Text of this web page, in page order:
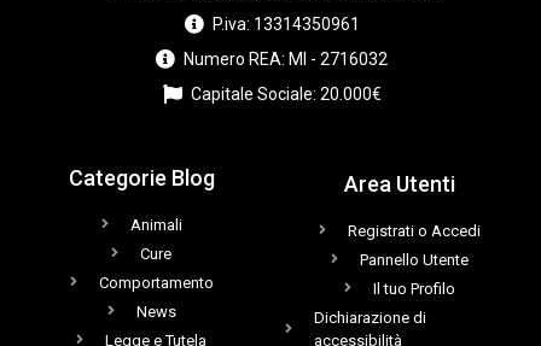
P.iva: 13314350961
Numero REA: MI - 2716032
Capitale Sociale: 20.000€
Categorie Blog
Animali
Cure
Comportamento
News
Legge e Tutela
Area Utenti
Registrati o Accedi
Pannello Utente
Il tuo Profilo
Dichiarazione di
accessibilità